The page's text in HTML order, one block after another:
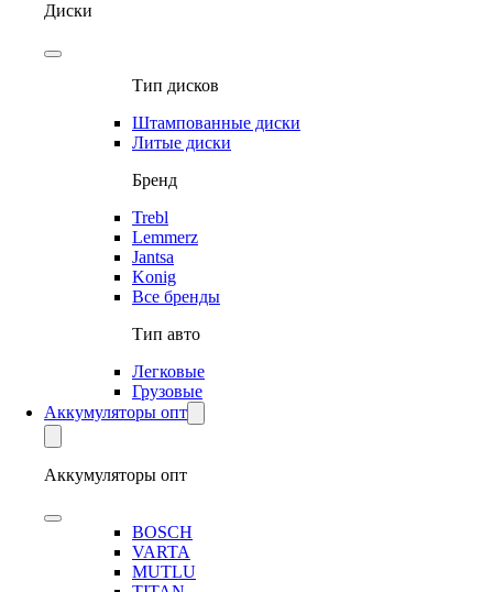
Диски
Тип дисков
Штампованные диски
Литые диски
Бренд
Trebl
Lemmerz
Jantsa
Konig
Все бренды
Тип авто
Легковые
Грузовые
Аккумуляторы опт
Аккумуляторы опт
BOSCH
VARTA
MUTLU